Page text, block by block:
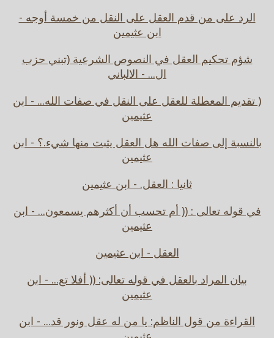
الرد على من قدم العقل على النقل من خمسة أوجه -
ابن عثيمين
شؤم تحكيم العقل في النصوص الشرعية (تبني حزب
ال... - الالباني
( تقديم المعطلة للعقل على النقل في صفات الله... - ابن
عثيمين
بالنسبة إلى صفات الله هل العقل يثبت منها شيء.؟ - ابن
عثيمين
ثانيا : العقل. - ابن عثيمين
في قوله تعالى : (( أم تحسب أن أكثرهم يسمعون... - ابن
عثيمين
العقل - ابن عثيمين
بيان المراد بالعقل في قوله تعالى: (( أفلا تع... - ابن
عثيمين
القراءة من قول الناظم: يا من له عقل ونور قد... - ابن